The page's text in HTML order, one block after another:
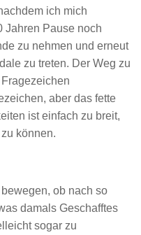
ich mich
Jahren Pause noch
zu nehmen und erneut
zu treten. Der Weg zu
aber das fette
ist einfach zu breit,
können.
ob nach so
damals Geschafftes
sogar zu